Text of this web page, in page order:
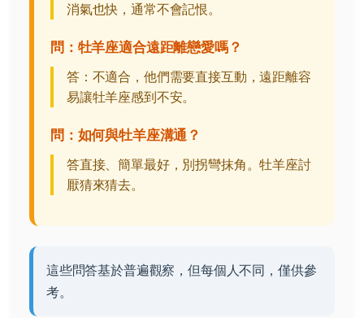
消氣也快，通常不會記恨。
問：牡羊座適合遠距離戀愛嗎？
答：不適合，他們需要直接互動，遠距離容
易讓牡羊座感到不安。
問：如何與牡羊座溝通？
答直接、簡單最好，別拐彎抹角。牡羊座討
厭猜來猜去。
這些問答基於普遍觀察，但每個人不同，僅供參
考。